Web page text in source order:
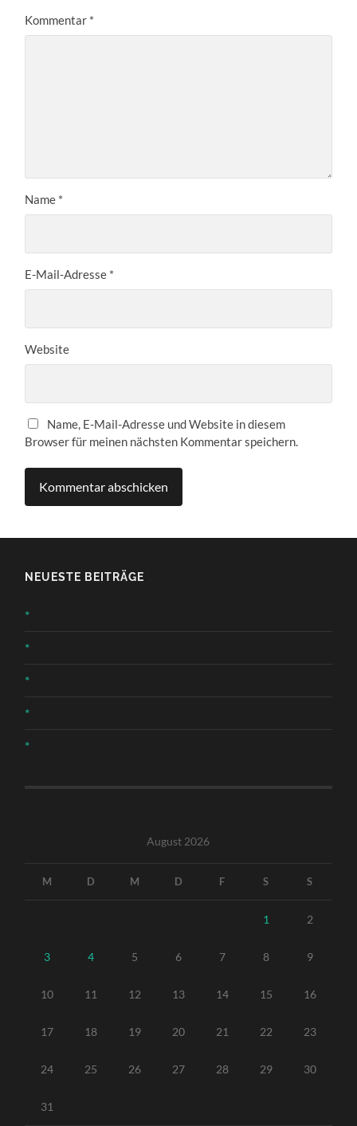
Kommentar *
Name *
E-Mail-Adresse *
Website
Name, E-Mail-Adresse und Website in diesem
Browser für meinen nächsten Kommentar speichern.
NEUESTE BEITRÄGE
*
*
*
*
*
August 2026
M D M D F S S
1 2
3 4 5 6 7 8 9
10 11 12 13 14 15 16
17 18 19 20 21 22 23
24 25 26 27 28 29 30
31